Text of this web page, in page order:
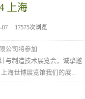
上海
07 17575次浏览
公司将参加
与制造技术展览会，诚挚邀
海世博展览馆我们的展...